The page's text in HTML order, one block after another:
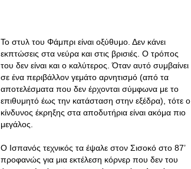
Το στυλ του Φάμπρι είναι οξύθυμο. Δεν κάνει
εκπτώσεις στα νεύρα και στις βρισιές. Ο τρόπος
του δεν είναι και ο καλύτερος. Όταν αυτό συμβαίνει
σε ένα περιβάλλον γεμάτο αρνητισμό (από τα
αποτελέσματα που δεν έρχονται σύμφωνα με το
επιθυμητό έως την κατάσταση στην εξέδρα), τότε ο
κίνδυνος έκρηξης στα αποδυτήρια είναι ακόμα πιο
μεγάλος.
Ο Ισπανός τεχνικός τα έψαλε στον Σισοκό στο 87’
προφανώς για μια εκτέλεση κόρνερ που δεν του